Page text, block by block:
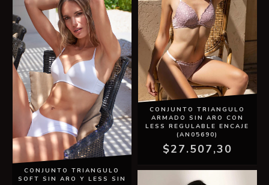
CONJUNTO TRIANGULO
SOFT SIN ARO Y LESS SIN
CONJUNTO TRIANGULO
ARMADO SIN ARO CON
LESS REGULABLE ENCAJE
(AN05690)
$27.507,30